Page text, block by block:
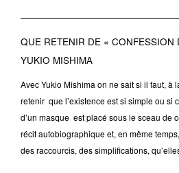
QUE RETENIR DE « CONFESSION
YUKIO MISHIMA
Avec Yukio Mishima on ne sait si il faut, à
retenir que l’existence est si simple ou si
d’un masque est placé sous le sceau de
récit autobiographique et, en même
des raccourcis, des simplifications,